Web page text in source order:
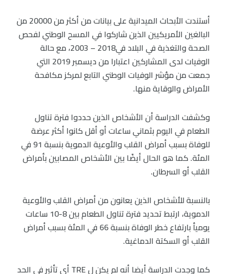
أستندت الأبحاث الميدانية على بيانات من أكثر من 20000 من
البالغين الأمريكيين الذين شاركوا في المسح الوطني لفحص
الصحة والتغذية في البلاد في2018 – 2003، مع حالة
الوفيات لدى المشاركين اعتبارا من ديسمبر 2019 التي
جمعت من مؤشر الوفيات الوطني التابع لمركز مكافحة
الأمراض والوقاية منها.
وكشفت الدراسة أن الأشخاص الذين حددوا فترة تناول
الطعام في اليوم بثماني ساعات أو أقل كانوا أكثر عرضة
للوفاة بسبب أمراض القلب والأوعية الدموية بنسبة 91 في
المئة. كما هو الحال أيضًا بين الأشخاص المصابين بأمراض
القلب أو السرطان.
بالنسبة للأشخاص الذين يعانون من أمراض القلب والأوعية
الدموية، ارتبط تحديد فترة تناول الطعام بين 8-10 ساعات
يوميأ بارتفاع خطر الوفاة بنسبة 66 في المئة بسبب أمراض
القلب أو السكتة الدماغية.
كما وجدت الدراسة أيضا أنه لم يكن ل TRE أي تأثير في الحد